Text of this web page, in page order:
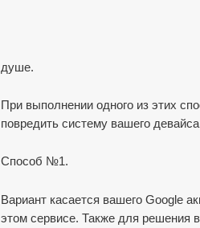
душе.
При выполнении одного из этих
повредить систему вашего
Способ №1.
Вариант касается вашего Google
этом сервисе. Также для решения